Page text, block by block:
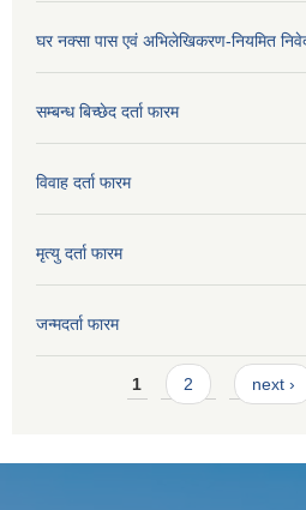
घर नक्सा पास एवं अभिलेखिकरण-नियमित
सम्बन्ध बिच्छेद दर्ता फारम
विवाह दर्ता फारम
मृत्यु दर्ता फारम
जन्मदर्ता फारम
Pages1 2 next ›